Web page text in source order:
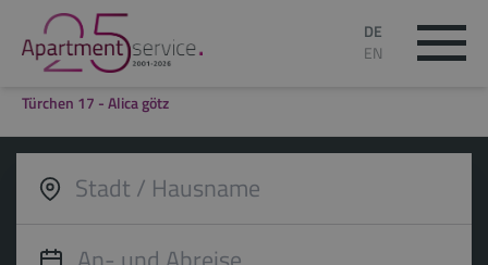
DE
EN
Türchen 17 - Alica götz